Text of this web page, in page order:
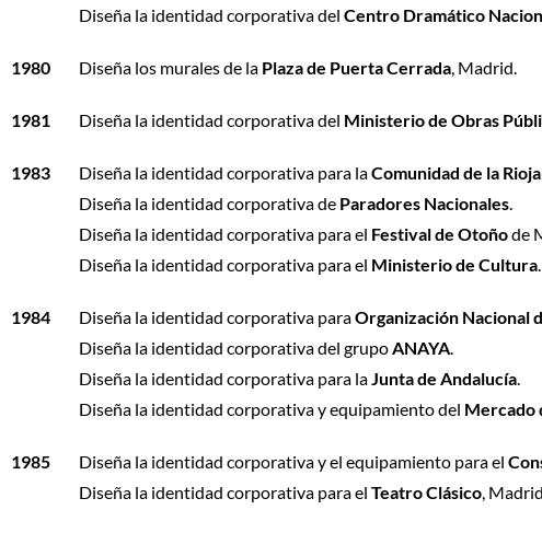
1980
1981
1983
1984
1985
Diseña la identidad corporativa del Centro Dramático
Diseña los murales de la Plaza de Puerta Cerrada, Madrid.
Diseña la identidad corporativa del Ministerio de Obras
Diseña la identidad corporativa para laComunidad de la Rioja
Diseña la identidad corporativa de Paradores Nacionales.
Diseña la identidad corporativa para el Festival de Otoñode
Diseña la identidad corporativa para el Ministerio de Cultura.
Diseña la identidad corporativa paraOrganización Nacional
Diseña la identidad corporativa del grupoANAYA.
Diseña la identidad corporativa para laJunta de Andalucía.
Diseña la identidad corporativa y equipamiento del Mercado
Diseña la identidad corporativa y el equipamiento para el
Diseña la identidad corporativa para el Teatro Clásico,